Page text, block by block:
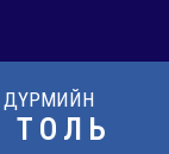
ДҮРМИЙН